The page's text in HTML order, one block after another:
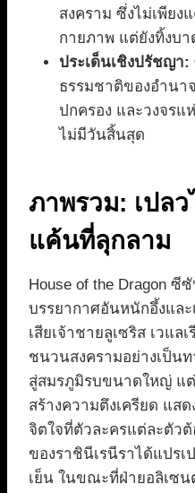
สงคราม ซึ่งไม่เพียง
กายภาพ แต่ยังทิ้งบ
ประเด็นเชิงปรัชญา:
ธรรมชาติของอำนา
ปกครอง และวงจร
ไม่มีวันสิ้นสุด
ภาพรวม: เปล
แค้นที่ลุกลาม
House of the Dragon ซี
บรรยากาศอันหนักอึ้งแล
เสียเจ้าชายลูเซริส เวแล
ชนวนสงครามอย่างเป็นท
สู่สมรภูมิรบขนาดใหญ่ แต่
สร้างความตึงเครียด แส
จิตใจที่ตัวละครแต่ละตัว
ของราชินีเรนีราได้แปร
เย็น ในขณะที่ฝ่ายอลิเซน